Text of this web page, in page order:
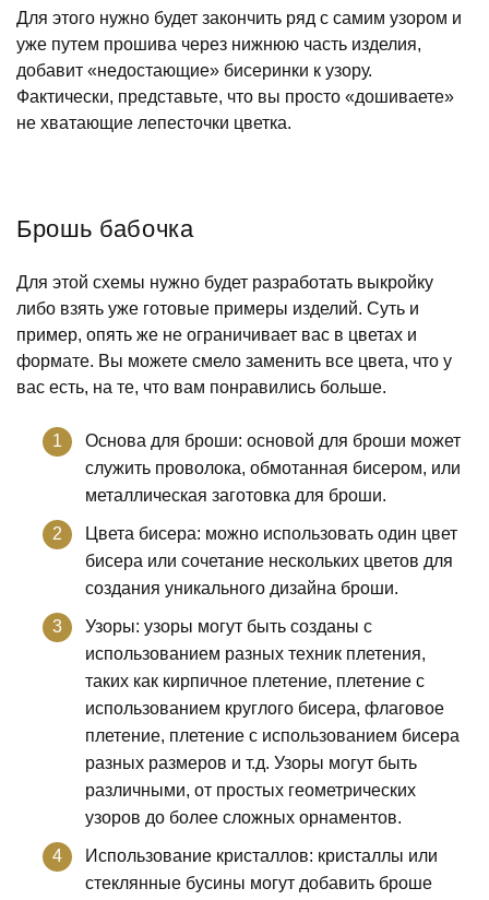
Для этого нужно будет закончить ряд с самим узором и
уже путем прошива через нижнюю часть изделия,
добавит «недостающие» бисеринки к узору.
Фактически, представьте, что вы просто «дошиваете»
не хватающие лепесточки цветка.
Брошь бабочка
Для этой схемы нужно будет разработать выкройку
либо взять уже готовые примеры изделий. Суть и
пример, опять же не ограничивает вас в цветах и
формате. Вы можете смело заменить все цвета, что у
вас есть, на те, что вам понравились больше.
Основа для броши: основой для броши может
служить проволока, обмотанная бисером, или
металлическая заготовка для броши.
Цвета бисера: можно использовать один цвет
бисера или сочетание нескольких цветов для
создания уникального дизайна броши.
Узоры: узоры могут быть созданы с
использованием разных техник плетения,
таких как кирпичное плетение, плетение с
использованием круглого бисера, флаговое
плетение, плетение с использованием бисера
разных размеров и т.д. Узоры могут быть
различными, от простых геометрических
узоров до более сложных орнаментов.
Использование кристаллов: кристаллы или
стеклянные бусины могут добавить броше